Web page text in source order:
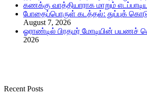
கணக்கு வாத்தியாராக மாறும்
போதைப்பொருள் கடத்தல்: துப்புக்
August 7, 2026
ஓராண்டில் பிரதமர் மோடியின் பயணச்
2026
Recent Posts